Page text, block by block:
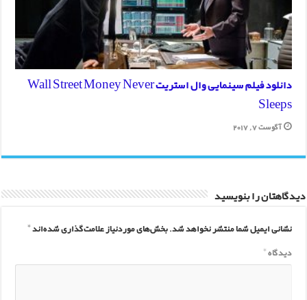
دانلود فیلم سینمایی وال استریت Wall Street Money Never
Sleeps
آگوست 7, 2017
دیدگاهتان را بنویسید
نشانی ایمیل شما منتشر نخواهد شد.بخش‌های موردنیاز علامت‌گذاری شده‌اند*
دیدگاه*